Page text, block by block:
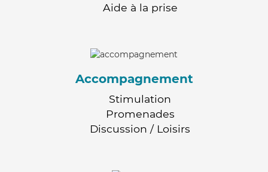
Aide à la prise
Accompagnement
Stimulation
Promenades
Discussion / Loisirs